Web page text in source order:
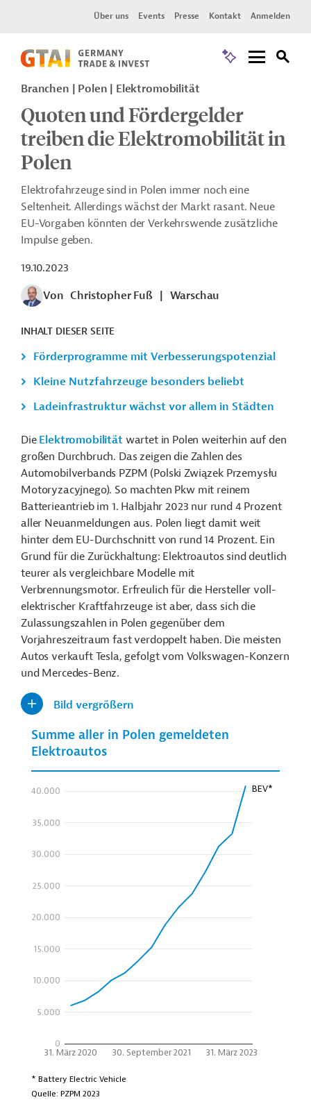
Über uns Events Presse Kontakt Anmelden
Branchen | Polen | Elektromobilität
Quoten und Fördergelder
treiben die Elektromobilität in
Polen
Elektrofahrzeuge sind in Polen immer noch eine
Seltenheit. Allerdings wächst der Markt rasant. Neue
EU-Vorgaben könnten der Verkehrswende zusätzliche
Impulse geben.
19.10.2023
Von Christopher Fuß Warschau
INHALT DIESER SEITE
Förderprogramme mit Verbesserungspotenzial
Kleine Nutzfahrzeuge besonders beliebt
Ladeinfrastruktur wächst vor allem in Städten
Die Elektromobilität wartet in Polen weiterhin auf den
großen Durchbruch. Das zeigen die Zahlen des
Automobilverbands PZPM (Polski Związek Przemysłu
Motoryzacyjnego). So machten Pkw mit reinem
Batterieantrieb im 1. Halbjahr 2023 nur rund 4 Prozent
aller Neuanmeldungen aus. Polen liegt damit weit
hinter dem EU-Durchschnitt von rund 14 Prozent. Ein
Grund für die Zurückhaltung: Elektroautos sind deutlich
teurer als vergleichbare Modelle mit
Verbrennungsmotor. Erfreulich für die Hersteller voll-
elektrischer Kraftfahrzeuge ist aber, dass sich die
Zulassungszahlen in Polen gegenüber dem
Vorjahreszeitraum fast verdoppelt haben. Die meisten
Autos verkauft Tesla, gefolgt vom Volkswagen-Konzern
und Mercedes-Benz.
Bild vergrößern